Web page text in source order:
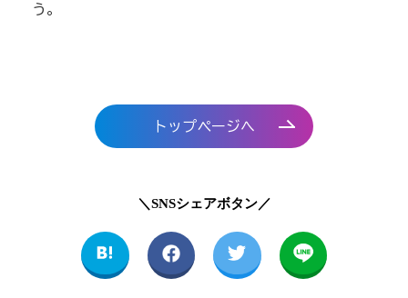
う。
トップページへ
＼SNSシェアボタン／